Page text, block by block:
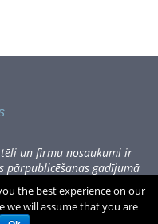
€
un firmu nosaukumi ir
pārpublicēšanas gadījumā
tajā skaitā PVN.
the best experience on our
we will assume that you are